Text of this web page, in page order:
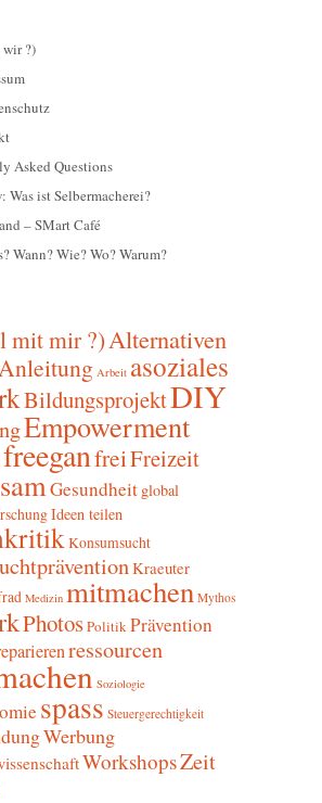
wir ?)
Asked Questions
Was ist Selbermacherei?
– SMart Café
Wann? Wie? Wo? Warum?
mit mir ?)Alternativen
Anleitung Arbeit asoziales
BildungsprojektDIY
Empowerment
freeganfreiFreizeit
Gesundheit global
Ideen teilen
Konsumsucht
Kraeuter
Medizin mitmachen Mythos
PhotosPolitikPrävention
ressourcen
Soziologie
spass Steuergerechtigkeit
Werbung
WorkshopsZeit